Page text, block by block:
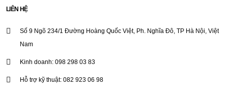
LIÊN HỆ
Số 9 Ngõ 234/1 Đường Hoàng Quốc Việt, Ph. Nghĩa Đô, TP Hà Nội, Việt
Nam
Kinh doanh: 098 298 03 83
Hỗ trợ kỹ thuật: 082 923 06 98